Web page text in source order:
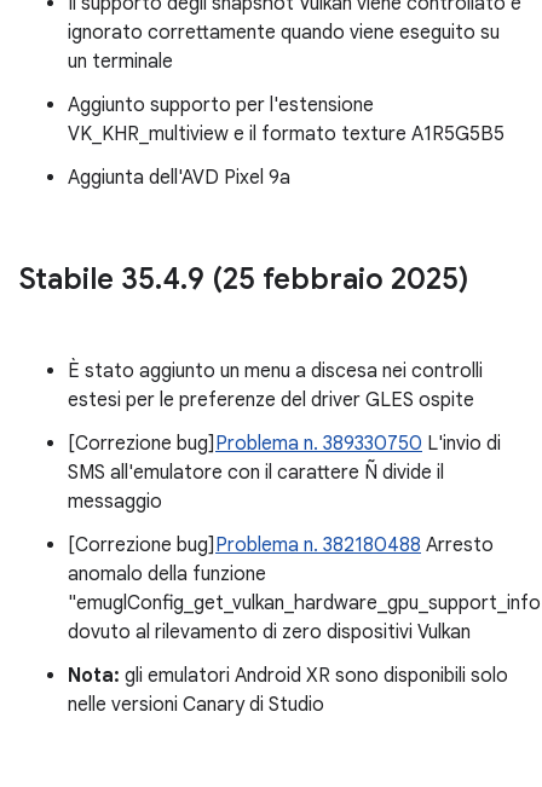
ignorato correttamente quando viene eseguito su
un terminale
Aggiunto supporto per l'estensione
VK_KHR_multiview e il formato texture A1R5G5B5
Aggiunta dell'AVD Pixel 9a
Stabile 35.4.9 (25 febbraio 2025)
È stato aggiunto un menu a discesa nei controlli
estesi per le preferenze del driver GLES ospite
[Correzione bug] Problema n. 389330750 L'invio di
SMS all'emulatore con il carattere Ñ divide il
messaggio
[Correzione bug] Problema n. 382180488 Arresto
anomalo della funzione
dovuto al rilevamento di zero dispositivi Vulkan
Nota: gli emulatori Android XR sono disponibili solo
nelle versioni Canary di Studio